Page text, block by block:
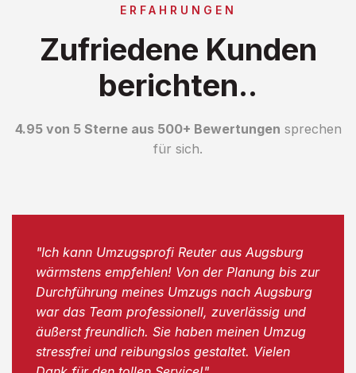
ERFAHRUNGEN
Zufriedene Kunden
berichten..
4.95 von 5 Sterne aus 500+ Bewertungen sprechen
für sich.
"Ich kann Umzugsprofi Reuter aus Augsburg
wärmstens empfehlen! Von der Planung bis zur
Durchführung meines Umzugs nach Augsburg
war das Team professionell, zuverlässig und
äußerst freundlich. Sie haben meinen Umzug
stressfrei und reibungslos gestaltet. Vielen